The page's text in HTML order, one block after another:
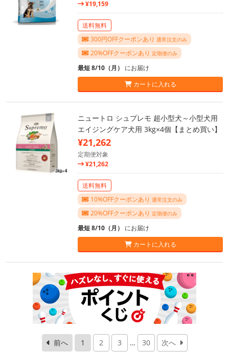
¥19,159
送料無料
300円OFFクーポンあり 通常注文のみ
20%OFFクーポンあり 定期便のみ
最短 8/10（月） にお届け
カートに入れる
ニュートロ シュプレモ 超小型犬～小型犬用
エイジングケア犬用 3kg×4個【まとめ買い】
¥21,262
定期便対象
¥21,262
送料無料
10%OFFクーポンあり 通常注文のみ
20%OFFクーポンあり 定期便のみ
最短 8/10（月） にお届け
カートに入れる
前へ 1 2 3 … 30 次へ